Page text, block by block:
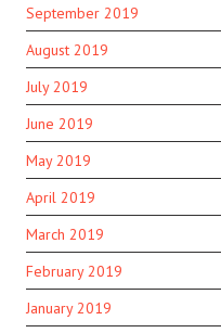
September 2019
August 2019
July 2019
June 2019
May 2019
April 2019
March 2019
February 2019
January 2019